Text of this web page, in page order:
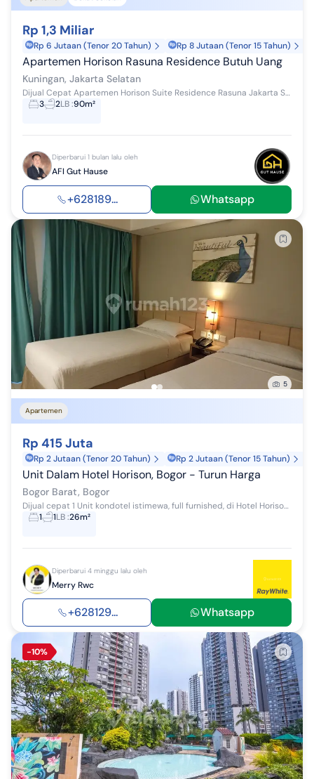
Rp 1,3 Miliar
Rp 6 Jutaan (Tenor 20 Tahun) Rp 8 Jutaan (Tenor 15 Tahun)
Apartemen Horison Rasuna Residence Butuh Uang
Kuningan, Jakarta Selatan
Dijual Cepat Apartemen Horison Suite Residence Rasuna Jakarta Selatan. - Luas Bangunan: 90m2 - Lantai : 7 - Kamar Tidur: 3+1 - Kamar Mandi: 2 - S...
3
2LB:90m²
Diperbarui 1 bulan lalu oleh
AFI Gut Hause
+628189... Whatsapp
5
Apartemen
Rp 415 Juta
Rp 2 Jutaan (Tenor 20 Tahun) Rp 2 Jutaan (Tenor 15 Tahun)
Unit Dalam Hotel Horison, Bogor - Turun Harga
Bogor Barat, Bogor
Dijual cepat 1 Unit kondotel istimewa, full furnished, di Hotel Horison Bogor Icon yg berlokasi di jalan Bukit Cimanggu City Raya, Bogor Jawa Bara...
1
1LB:26m²
Diperbarui 4 minggu lalu oleh
Merry Rwc
+628129... Whatsapp
-10%